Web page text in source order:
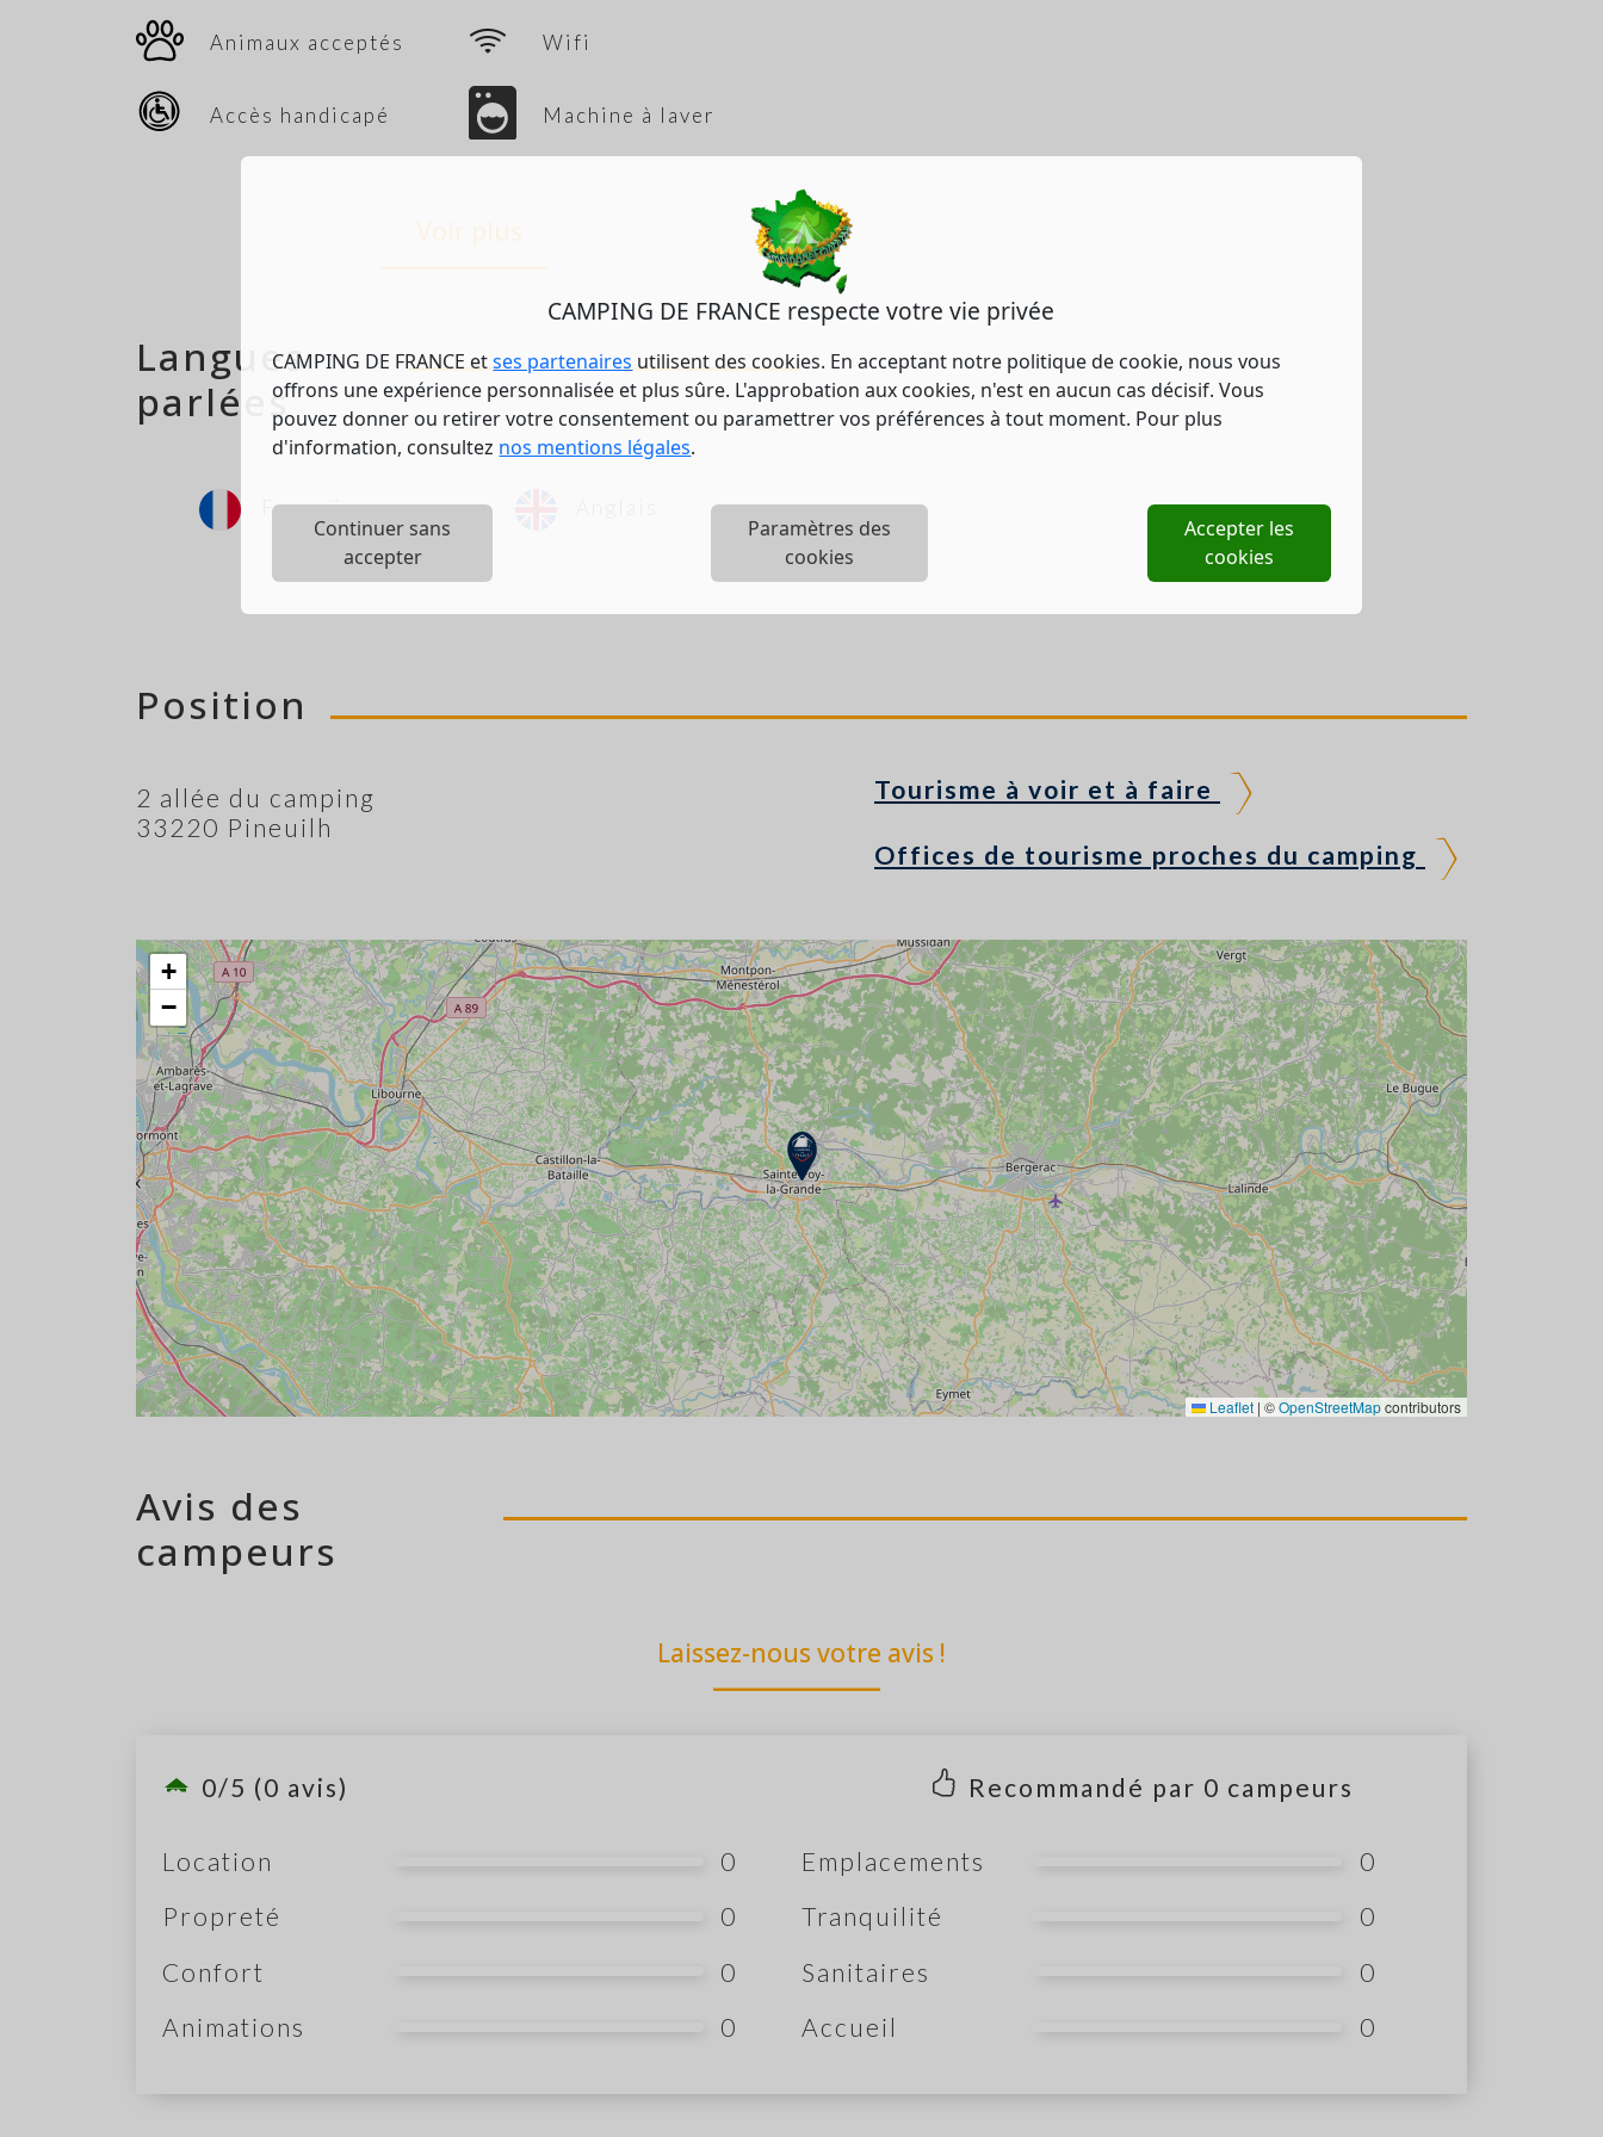
CAMPING DE FRANCE respecte votre vie privée
CAMPING DE FRANCE etses partenaires utilisent des cookies. En acceptant notre politique de cookie, nous vous
offrons une expérience personnalisée et plus sûre. L'approbation aux cookies, n'est en aucun cas décisif. Vous
pouvez donner ou retirer votre consentement ou paramettrer vos préférences à tout moment. Pour plus
d'information, consultez nos mentions légales.
Continuer sans
accepter
Paramètres des
cookies
Accepter les
cookies
Animaux acceptés Wifi
Accès handicapé Machine à laver
Langues
parlées
Français
Position
2 allée du camping
33220 Pineuilh
Tourisme à voir et à faire
Offices de tourisme proches du camping
+
−
Leaflet | ©OpenStreetMapcontributors
Avis des
campeurs
Laissez-nous votre avis !
0/5 (0 avis) Recommandé par 0 campeurs
Location 0 Emplacements
0
Propreté
0 Tranquilité
0
Confort
0 Sanitaires
0
Animations
0 Accueil 0